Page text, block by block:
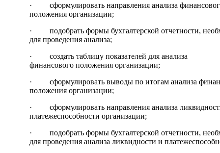
· сформулировать направления анализа
положения организации;
· подобрать формы бухгалтерской отчетности,
для проведения анализа;
· создать таблицу показателей для анализа
финансового положения организации;
· сформулировать выводы по итогам анализа
положения организации;
· сформулировать направления анализа
платежеспособности организации;
· подобрать формы бухгалтерской отчетности,
для проведения анализа ликвидности и